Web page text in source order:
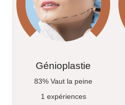
Génioplastie
83% Vaut la peine
1 expériences